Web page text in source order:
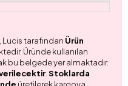
Lucis tarafından Ürün
Üründe kullanılan
bu belgede yer almaktadır.
verilecektir. Stoklarda
üretilerek kargoya